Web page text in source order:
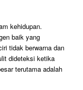
kehidupan.
baik yang
tidak berwarna dan
dideteksi ketika
terutama adalah